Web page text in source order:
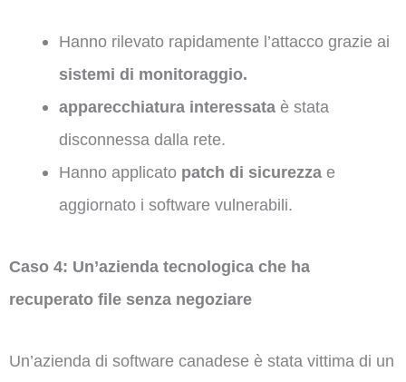
Hanno rilevato rapidamente l’attacco grazie ai
sistemi di monitoraggio.
apparecchiatura interessata è stata
disconnessa dalla rete.
Hanno applicato patch di sicurezza e
aggiornato i software vulnerabili.
Caso 4: Un’azienda tecnologica che ha
recuperato file senza negoziare
Un’azienda di software canadese è stata vittima di un